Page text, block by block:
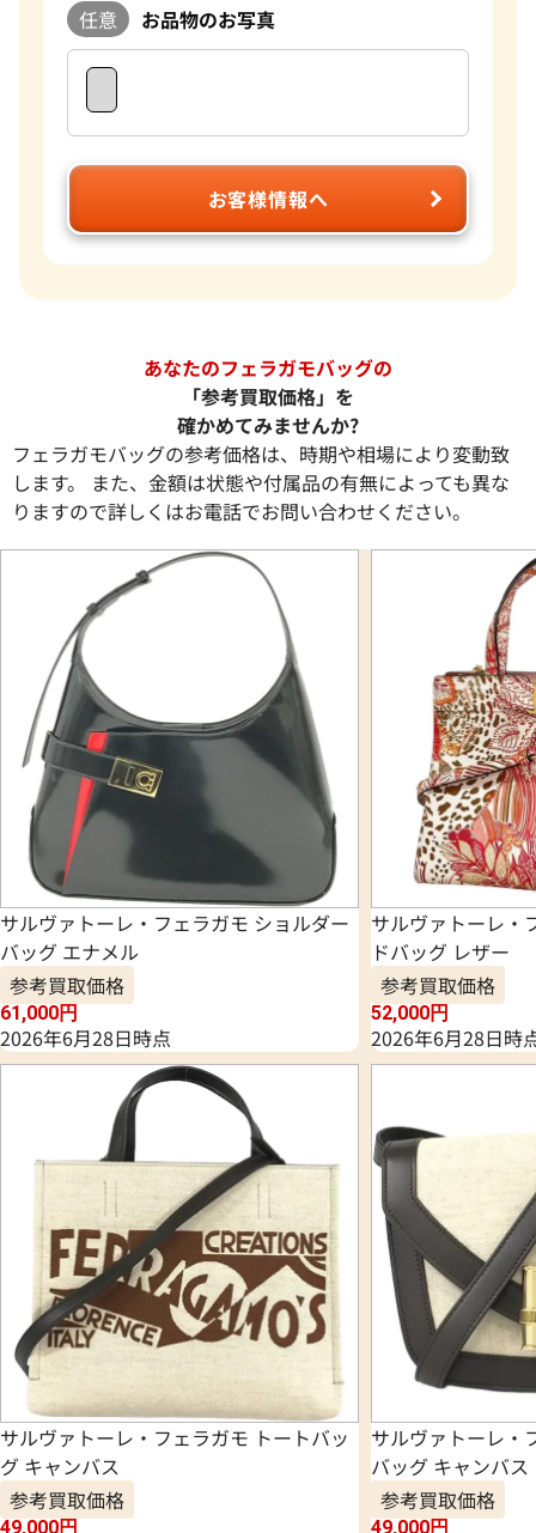
任意 お品物のお写真
お客様情報へ
あなたのフェラガモバッグの
「参考買取価格」を
確かめてみませんか?
フェラガモバッグの参考価格は、時期や相場により変動致
します。 また、金額は状態や付属品の有無によっても異な
りますので詳しくはお電話でお問い合わせください。
サルヴァトーレ・フェラガモ ショルダー
バッグ エナメル
参考買取価格
61,000円
2026年6月28日時点
サルヴァトーレ・
ドバッグ レザー
参考買取価格
52,000円
2026年6月28日時
サルヴァトーレ・フェラガモ トートバッ
グ キャンバス
参考買取価格
49,000円
サルヴァトーレ・
バッグ キャンバス
参考買取価格
49,000円